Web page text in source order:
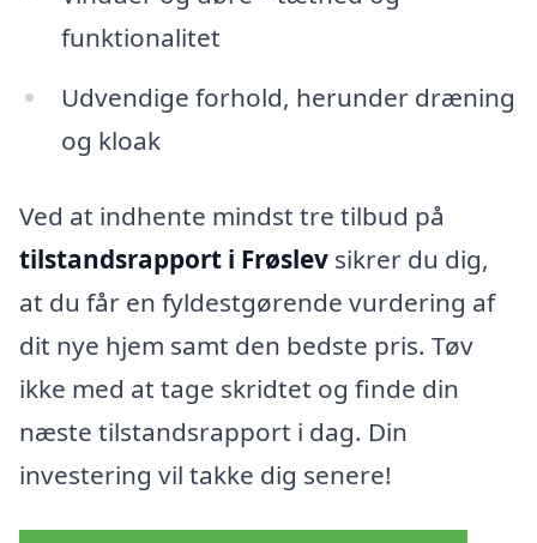
funktionalitet
Udvendige forhold, herunder dræning
og kloak
Ved at indhente mindst tre tilbud på
tilstandsrapport i Frøslev sikrer du dig,
at du får en fyldestgørende vurdering af
dit nye hjem samt den bedste pris. Tøv
ikke med at tage skridtet og finde din
næste tilstandsrapport i dag. Din
investering vil takke dig senere!